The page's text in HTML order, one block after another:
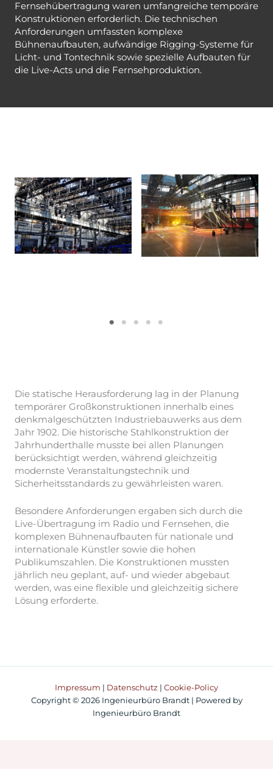
Fernsehübertragung waren umfangreiche temporäre
Konstruktionen erforderlich. Die technischen
Anforderungen umfassten komplexe
Bühnenaufbauten, aufwändige Rigging-Systeme für
Licht- und Tontechnik sowie spezielle Aufbauten für
die Live-Acts und die Fernsehproduktion.
Die statische Herausforderung lag in der Planung
temporärer Großkonstruktionen innerhalb eines
denkmalgeschützten Industriebauwerks aus dem
Jahr 1902. Die historische Stahlkonstruktion der
Jahrhunderthalle musste bei allen Planungen
berücksichtigt werden, während gleichzeitig
modernste Veranstaltungstechnik und
Sicherheitsstandards zu gewährleisten waren.
Besondere Anforderungen ergaben sich durch die
Live-Übertragung im Radio und Fernsehen, die
komplexen Bühnenaufbauten für nationale und
internationale Künstler sowie die hohen
Publikumszahlen. Die Konstruktionen mussten
jährlich neu geplant, auf- und wieder abgebaut
werden, was eine flexible und gleichzeitig sichere
Lösung erforderte.
Impressum | Datenschutz | Cookie-Policy
Copyright © 2026 Ingenieurbüro Brandt | Powered by
Ingenieurbüro Brandt